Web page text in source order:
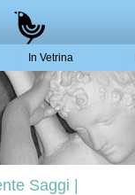
In Vetrina
Saggi |